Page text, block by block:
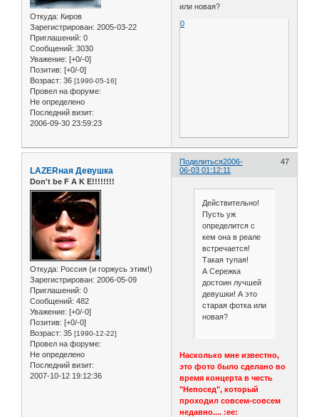
Откуда: Киров
Зарегистрирован: 2005-03-22
Приглашений: 0
Сообщений: 3030
Уважение: [+0/-0]
Позитив: [+0/-0]
Возраст: 36 [1990-05-16]
Провел на форуме:
Не определено
Последний визит:
2006-09-30 23:59:23
или новая?
0
Поделиться 47
2006-
06-03 01:12:11
LAZERная Девушка
Don't be F A K E!!!!!!!!
Откуда: Россия (и горжусь этим!)
Зарегистрирован: 2006-05-09
Приглашений: 0
Сообщений: 482
Уважение: [+0/-0]
Позитив: [+0/-0]
Возраст: 35 [1990-12-22]
Провел на форуме:
Не определено
Последний визит:
2007-10-12 19:12:36
Действительно!
Пусть уж
определится с
кем она в реале
встречается!
Такая тупая!
А Сережка
достоин лучшей
девушки! А это
старая фотка или
новая?
Насколько мне известно,
это фото было сделано во
время концерта в честь
"Непосед", который
проходил совсем-совсем
недавно.... :ee: